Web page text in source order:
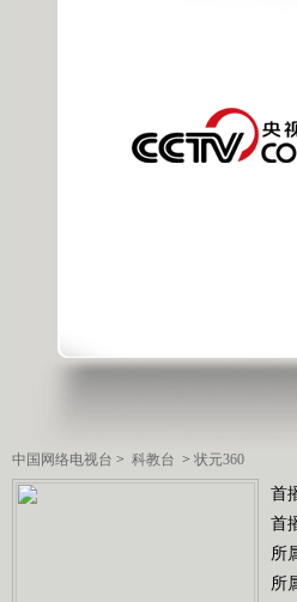
中国网络电视台 > 科教台 > 状元360
首
首
所
所